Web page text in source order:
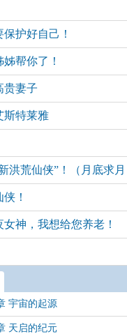
护好自己！
帮你了！
贵妻子
特莱雅
洪荒仙侠”！（月底求月
！
神，我想给您养老！
宇宙的起源
天启的纪元